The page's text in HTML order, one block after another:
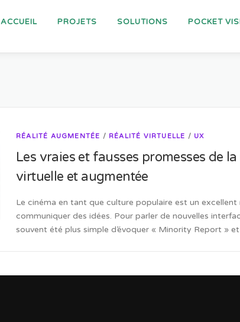
ACCUEIL PROJETS SOLUTIONS POCKET
RÉALITÉ AUGMENTÉE / RÉALITÉ VIRTUELLE / UX
Les vraies et fausses promesses de
virtuelle et augmentée
Le cinéma en tant que culture populaire est un excellent
communiquer des idées. Pour parler de nouvelles
souvent été plus simple d’évoquer « Minority Report »